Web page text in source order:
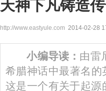
天神下凡铸造
http://www.eastyule.com 2014-02-28
小编导读： 由雷
希腊神话中最著名
这是一个有关于起源